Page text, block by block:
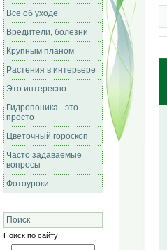
Все об уходе
Вредители, болезни
Крупным планом
Растения в интерьере
Это интересно
Гидропоника - это
просто
Цветочный гороскоп
Часто задаваемые
вопросы
Фотоуроки
Поиск
Поиск по сайту: